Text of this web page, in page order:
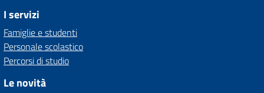
I servizi
Famiglie e studenti
Personale scolastico
Percorsi di studio
Le novità